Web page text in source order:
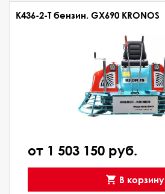
K436-2-T бензин. GX690 KRONOS
от 1 503 150 руб.
В корзину